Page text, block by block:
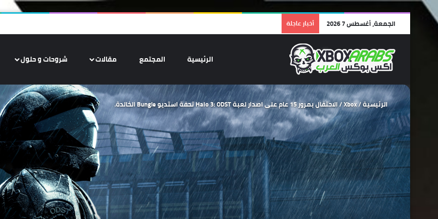
الجمعة, أغسطس 7 2026 أخبار عاجلة
الرئيسية المجتمع مقالات شروحات و حلول
الرئيسية/
Xbox
/الاحتفال بمرور 15 عام على اصدار لعبة Halo 3: ODST تحفة استديو Bungie الخالدة.